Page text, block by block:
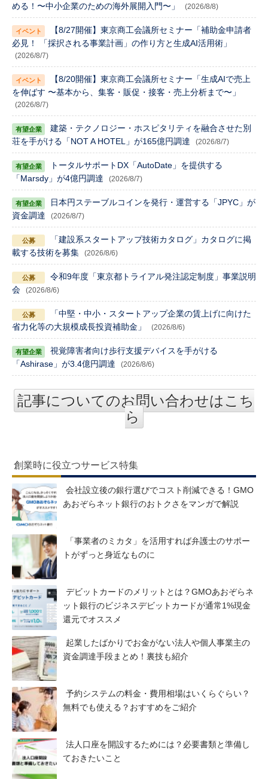
める！〜中小企業のための海外展開入門〜」
(2026/8/8)
【8/27開催】東京商工会議所セミナー「補助金申請者
必見！ 「採択される事業計画」の作り方と生成AI活用術」
(2026/8/7)
【8/20開催】東京商工会議所セミナー「生成AIで売上
を伸ばす 〜基本から、集客・販促・接客・売上分析まで〜」
(2026/8/7)
建築・テクノロジー・ホスピタリティを融合させた別
荘を手がける「NOT A HOTEL」が165億円調達
(2026/8/7)
トータルサポートDX「AutoDate」を提供する
「Marsdy」が4億円調達
(2026/8/7)
日本円ステーブルコインを発行・運営する「JPYC」が
資金調達
(2026/8/7)
「建設系スタートアップ技術カタログ」カタログに掲
載する技術を募集
(2026/8/6)
令和9年度「東京都トライアル発注認定制度」事業説明
会
(2026/8/6)
「中堅・中小・スタートアップ企業の賃上げに向けた
省力化等の大規模成長投資補助金」
(2026/8/6)
視覚障害者向け歩行支援デバイスを手がける
「Ashirase」が3.4億円調達
(2026/8/6)
記事についてのお問い合わせはこち
ら
創業時に役立つサービス特集
会社設立後の銀行選びでコスト削減できる！GMO
あおぞらネット銀行のおトクさをマンガで解説
「事業者のミカタ」を活用すれば弁護士のサポー
トがずっと身近なものに
デビットカードのメリットとは？GMOあおぞらネ
ット銀行のビジネスデビットカードが通常1%現金
還元でオススメ
起業したばかりでお金がない法人や個人事業主の
資金調達手段まとめ！裏技も紹介
予約システムの料金・費用相場はいくらぐらい？
無料でも使える？おすすめをご紹介
法人口座を開設するためには？必要書類と準備し
ておきたいこと